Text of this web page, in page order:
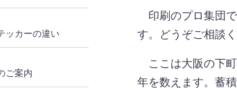
印刷のプロ集団で
す。どうぞご相談く
ここは大阪の下町
年を数えます。蓄
ッカーの違い
ご案内